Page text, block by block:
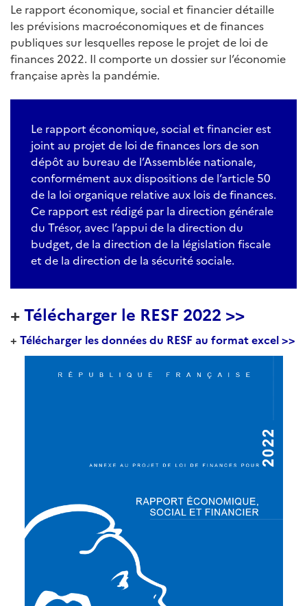
Le rapport économique, social et financier détaille
les prévisions macroéconomiques et de finances
publiques sur lesquelles repose le projet de loi de
finances 2022. Il comporte un dossier sur l’économie
française après la pandémie.
Le rapport économique, social et financier est
joint au projet de loi de finances lors de son
dépôt au bureau de l’Assemblée nationale,
conformément aux dispositions de l’article 50
de la loi organique relative aux lois de finances.
Ce rapport est rédigé par la direction générale
du Trésor, avec l’appui de la direction du
budget, de la direction de la législation fiscale
et de la direction de la sécurité sociale.
+Télécharger le RESF 2022 >>
+ Télécharger les données du RESF au format excel >>